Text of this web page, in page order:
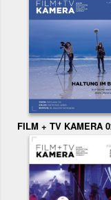
FILM + TV KAMERA